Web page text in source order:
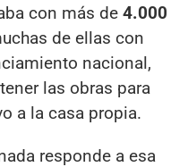
con más de 4.000
de ellas con
nacional,
las obras para
a la casa propia.
responde a esa